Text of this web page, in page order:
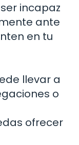
incapaz
ante
en tu
llevar a
o
ofrecer